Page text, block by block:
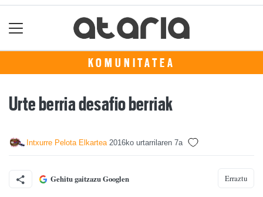
KOMUNITATEA
Urte berria desafio berriak
Intxurre Pelota Elkartea 2016ko urtarrilaren 7a
Gehitu gaitzazu Googlen Erraztu